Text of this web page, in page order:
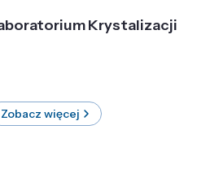
Krystalizacji
Zobacz więcej